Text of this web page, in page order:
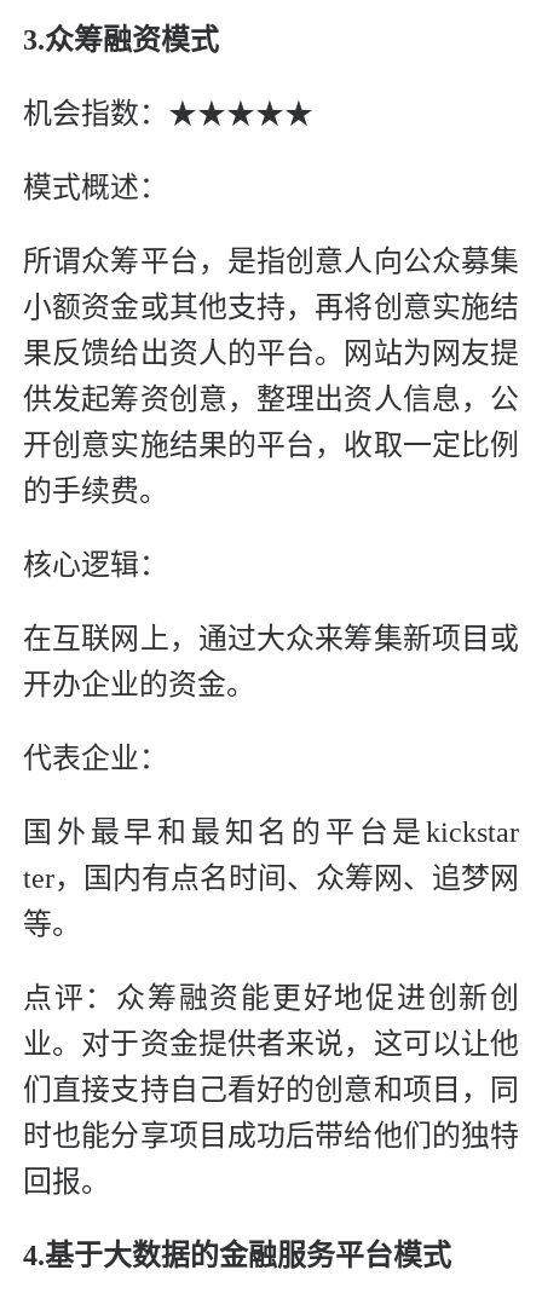
3.众筹融资模式
机会指数：★★★★★
模式概述：
所谓众筹平台，是指创意人向公众募集
小额资金或其他支持，再将创意实施结
果反馈给出资人的平台。网站为网友提
供发起筹资创意，整理出资人信息，公
开创意实施结果的平台，收取一定比例
的手续费。
核心逻辑：
在互联网上，通过大众来筹集新项目或
开办企业的资金。
代表企业：
国外最早和最知名的平台是kickstar
ter，国内有点名时间、众筹网、追梦网
等。
点评：众筹融资能更好地促进创新创
业。对于资金提供者来说，这可以让他
们直接支持自己看好的创意和项目，同
时也能分享项目成功后带给他们的独特
回报。
4.基于大数据的金融服务平台模式